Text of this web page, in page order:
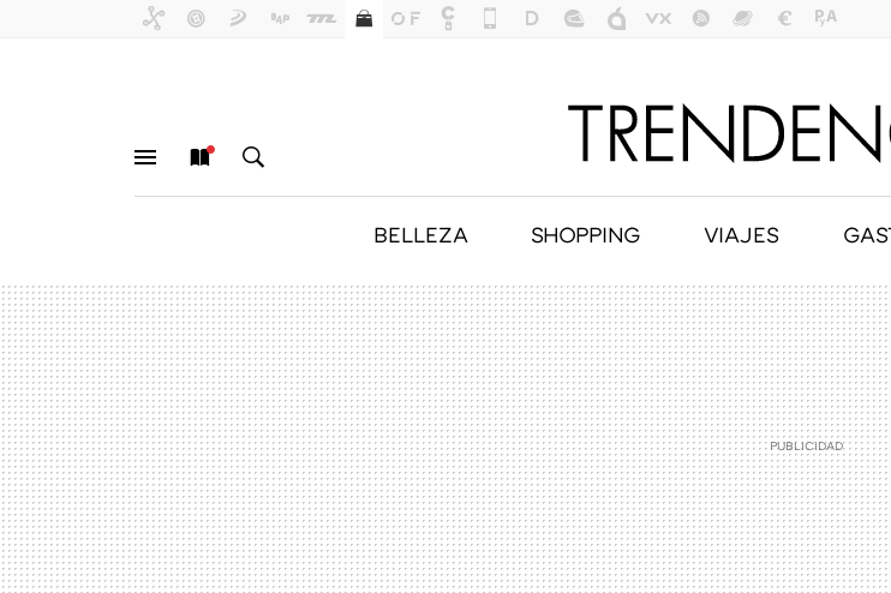
BELLEZA SHOPPING VIAJES